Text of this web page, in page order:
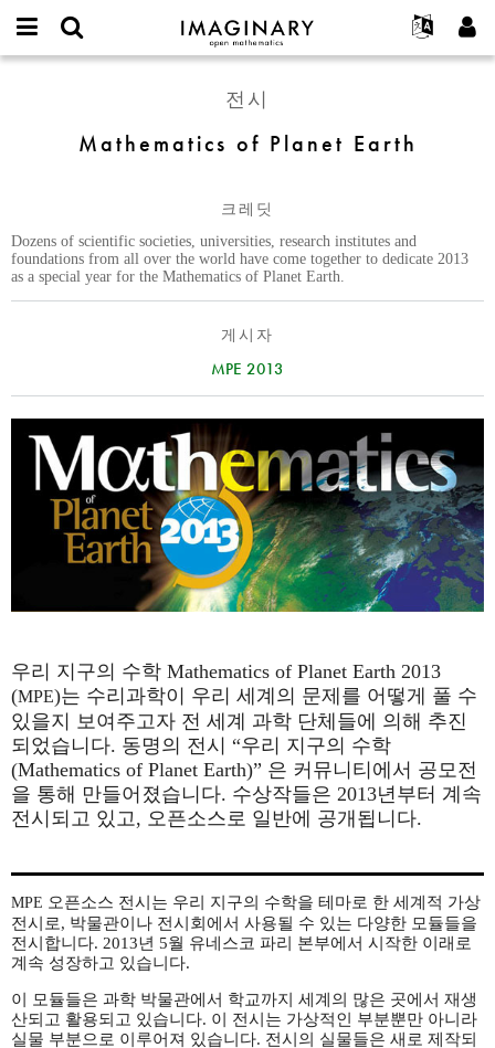
IMAGINARY
open
Français
Deutsch
Español
Türkçe
Programs
Galleries
Films
Texts
Exhibitions
프로젝트
참가하기
가입하기
새로운 비밀번호 요청하기
Planet
전시
Mathematics of Planet Earth
크레딧
Dozens of scientific societies, universities, research institutes and
foundations from all over the world have come together to dedicate 2013
as a special year for the Mathematics of Planet Earth.
게시자
MPE 2013
우리 지구의 수학 Mathematics of Planet Earth 2013
(MPE)는 수리과학이 우리 세계의 문제를 어떻게 풀 수
있을지 보여주고자 전 세계 과학 단체들에 의해 추진
되었습니다. 동명의 전시 “우리 지구의 수학
(Mathematics of Planet Earth)” 은 커뮤니티에서 공모전
을 통해 만들어졌습니다. 수상작들은 2013년부터 계속
전시되고 있고, 오픈소스로 일반에 공개됩니다.
MPE 오픈소스 전시는 우리 지구의 수학을 테마로 한 세계적 가상
전시로, 박물관이나 전시회에서 사용될 수 있는 다양한 모듈들을
전시합니다. 2013년 5월 유네스코 파리 본부에서 시작한 이래로
계속 성장하고 있습니다.
이 모듈들은 과학 박물관에서 학교까지 세계의 많은 곳에서 재생
산되고 활용되고 있습니다. 이 전시는 가상적인 부분뿐만 아니라
실물 부분으로 이루어져 있습니다. 전시의 실물들은 새로 제작되